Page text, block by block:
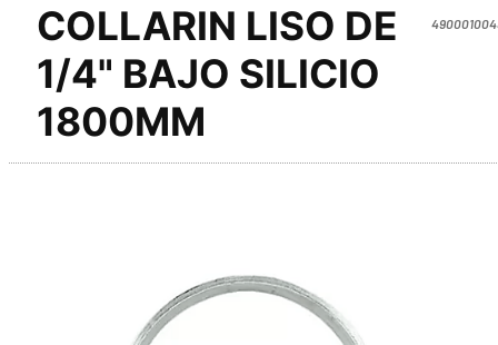
COLLARIN LISO DE
1/4" BAJO SILICIO
1800MM